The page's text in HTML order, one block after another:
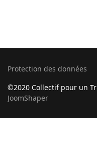
Protection des données
©2020 Collectif pour un
JoomShaper